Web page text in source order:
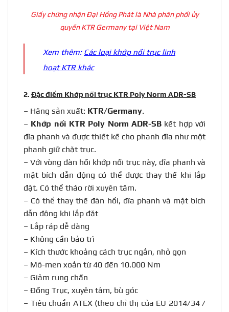
Giấy chứng nhận Đại Hồng Phát là Nhà phân phối ủy
quyền KTR Germany tại Việt Nam
Xem thêm: Các loại khớp nối trục linh
hoạt KTR khác
2. Đặc điểm Khớp nối trục KTR Poly Norm ADR-SB
– Hãng sản xuất: KTR/Germany.
– Khớp nối KTR Poly Norm ADR-SB kết hợp với
đĩa phanh và được thiết kế cho phanh đĩa như một
phanh giữ chặt trục.
– Với vòng đàn hồi khớp nối trục này, đĩa phanh và
mặt bích dẫn động có thể được thay thế khi lắp
đặt. Có thể tháo rời xuyên tâm.
– Có thể thay thế đàn hồi, đĩa phanh và mặt bích
dẫn động khi lắp đặt
– Lắp ráp dễ dàng
– Không cần bảo trì
– Kích thước khoảng cách trục ngắn, nhỏ gọn
– Mô-men xoắn từ 40 đến 10.000 Nm
– Giảm rung chấn
– Đồng Trục, xuyên tâm, bù góc
– Tiêu chuẩn ATEX (theo chỉ thị của EU 2014/34 /